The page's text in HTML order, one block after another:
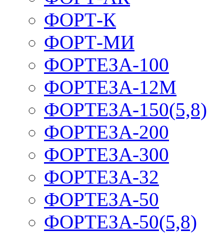
ФОРТ-К
ФОРТ-МИ
ФОРТЕЗА-100
ФОРТЕЗА-12М
ФОРТЕЗА-150(5,8)
ФОРТЕЗА-200
ФОРТЕЗА-300
ФОРТЕЗА-32
ФОРТЕЗА-50
ФОРТЕЗА-50(5,8)